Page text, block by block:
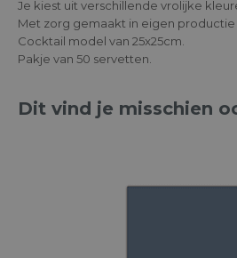
Je kiest uit verschillende vrolijke
Met zorg gemaakt in eigen productie
Cocktail model van 25x25cm.
Pakje van 50 servetten.
Dit vind je misschien